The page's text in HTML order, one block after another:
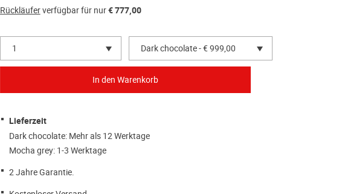
Rückläuferverfügbar für nur€ 777,00
1 Dark chocolate - € 999,00
Lieferzeit
Dark chocolate: Mehr als 12 Werktage
Mocha grey: 1-3 Werktage
2 Jahre Garantie.